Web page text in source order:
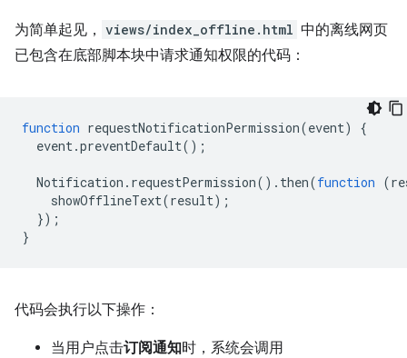
为简单起见， views/index_offline.html 中的离线网页
已包含在底部脚本块中请求通知权限的代码：
function requestNotificationPermission(event)
{
event .preventDefault();
Notification . requestPermission(). then(function (
showOfflineText(result);
});
}
代码会执行以下操作：
当用户点击订阅通知时，系统会调用